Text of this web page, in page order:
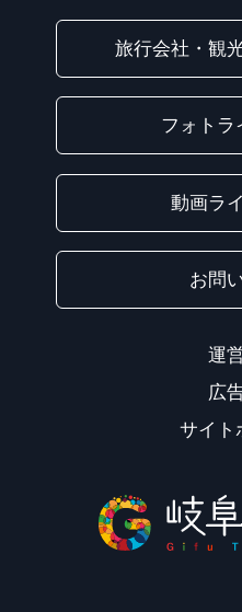
旅行会社・観
フォトラ
動画ラ
お問
運
広
サイト